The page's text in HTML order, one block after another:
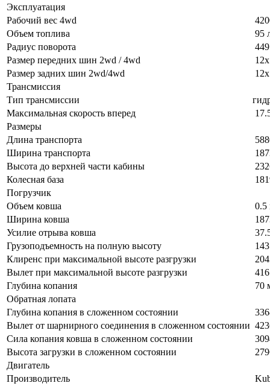
Эксплуатация
Рабочий вес 4wd
Объем топлива
95
Радиус поворота
Размер передних шин 2wd / 4wd
Размер задних шин 2wd/4wd
Трансмиссия
Тип трансмиссии
Максимальная скорость вперед
Размеры
Длина транспорта
Ширина транспорта
Высота до верхней части кабины
Колесная база
Погрузчик
Объем ковша
0.5
Ширина ковша
Усилие отрыва ковша
Грузоподъемность на полную высоту
Клиренс при максимальной высоте разгрузки
Вылет при максимальной высоте разгрузки
Глубина копания
70
Обратная лопата
Глубина копания в сложенном состоянии
Вылет от шарнирного соединения в сложенном состоянии
Сила копания ковша в сложенном состоянии
Высота загрузки в сложенном состоянии
Двигатель
Производитель